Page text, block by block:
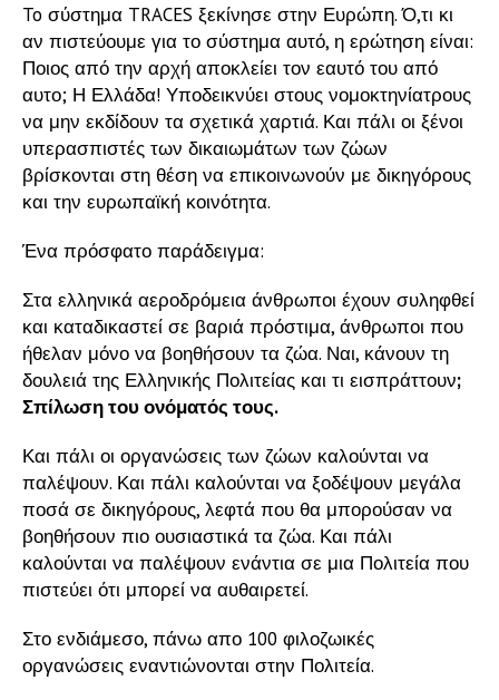
To σύστημα TRACES ξεκίνησε στην Ευρώπη. Ό,τι κι
αν πιστεύουμε για το σύστημα αυτό, η ερώτηση είναι:
Ποιος από την αρχή αποκλείει τον εαυτό του από
αυτο; Η Ελλάδα! Υποδεικνύει στους νομοκτηνίατρους
να μην εκδίδουν τα σχετικά χαρτιά. Και πάλι οι ξένοι
υπερασπιστές των δικαιωμάτων των ζώων
βρίσκονται στη θέση να επικοινωνούν με δικηγόρους
και την ευρωπαϊκή κοινότητα.
Ένα πρόσφατο παράδειγμα:
Στα ελληνικά αεροδρόμεια άνθρωποι έχουν συληφθεί
και καταδικαστεί σε βαριά πρόστιμα, άνθρωποι που
ήθελαν μόνο να βοηθήσουν τα ζώα. Ναι, κάνουν τη
δουλειά της Ελληνικής Πολιτείας και τι εισπράττουν;
Σπίλωση του ονόματός τους.
Και πάλι οι οργανώσεις των ζώων καλούνται να
παλέψουν. Και πάλι καλούνται να ξοδέψουν μεγάλα
ποσά σε δικηγόρους, λεφτά που θα μπορούσαν να
βοηθήσουν πιο ουσιαστικά τα ζώα. Και πάλι
καλούνται να παλέψουν ενάντια σε μια Πολιτεία που
πιστεύει ότι μπορεί να αυθαιρετεί.
Στο ενδιάμεσο, πάνω απο 100 φιλοζωικές
οργανώσεις εναντιώνονται στην Πολιτεία.